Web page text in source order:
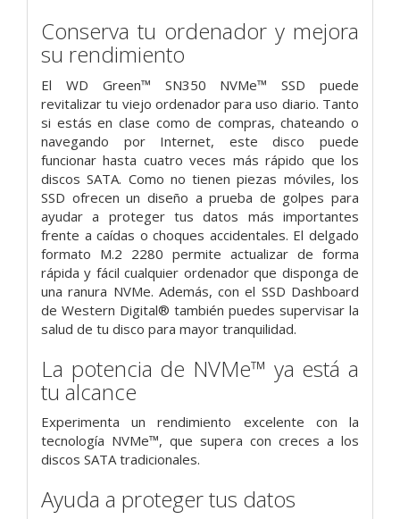
Conserva tu ordenador y mejora
su rendimiento
El WD Green™ SN350 NVMe™ SSD puede
revitalizar tu viejo ordenador para uso diario. Tanto
si estás en clase como de compras, chateando o
navegando por Internet, este disco puede
funcionar hasta cuatro veces más rápido que los
discos SATA. Como no tienen piezas móviles, los
SSD ofrecen un diseño a prueba de golpes para
ayudar a proteger tus datos más importantes
frente a caídas o choques accidentales. El delgado
formato M.2 2280 permite actualizar de forma
rápida y fácil cualquier ordenador que disponga de
una ranura NVMe. Además, con el SSD Dashboard
de Western Digital® también puedes supervisar la
salud de tu disco para mayor tranquilidad.
La potencia de NVMe™ ya está a
tu alcance
Experimenta un rendimiento excelente con la
tecnología NVMe™, que supera con creces a los
discos SATA tradicionales.
Ayuda a proteger tus datos